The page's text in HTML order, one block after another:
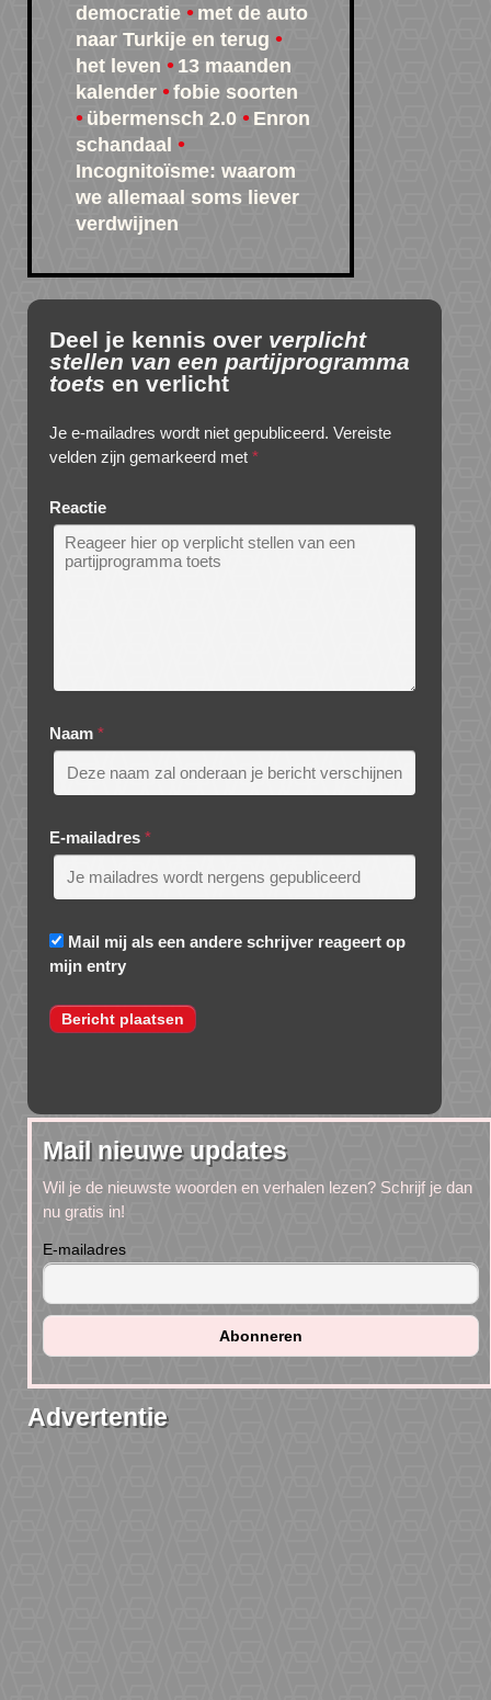
democratie
met de auto
naar Turkije en terug
het leven
13 maanden
kalender
fobie soorten
übermensch 2.0
Enron
schandaal
Incognitoïsme: waarom
we allemaal soms liever
verdwijnen
Deel je kennis over verplicht
stellen van een partijprogramma
toets en verlicht
Je e-mailadres wordt niet gepubliceerd. Vereiste
velden zijn gemarkeerd met *
Reactie
Naam *
E-mailadres *
Mail mij als een andere schrijver reageert op
mijn entry
Mail nieuwe updates
Wil je de nieuwste woorden en verhalen lezen? Schrijf je dan
nu gratis in!
E-mailadres
Advertentie